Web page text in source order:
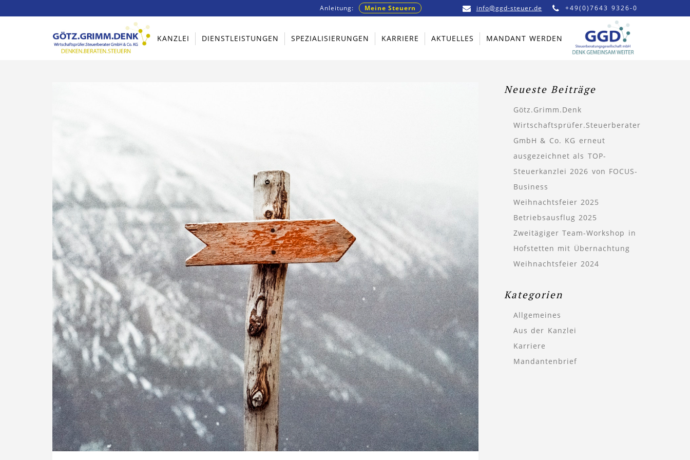
Anleitung: Meine Steuern info@ggd-steuer.de +49(0)7643 9326-0
KANZLEI DIENSTLEISTUNGEN SPEZIALISIERUNGEN KARRIERE AKTUELLES MANDANT WERDEN
Neueste Beiträge
Götz.Grimm.Denk
Wirtschaftsprüfer.Steuerberater
GmbH & Co. KG erneut
ausgezeichnet als TOP-
Steuerkanzlei 2026 von FOCUS-
Business
Weihnachtsfeier 2025
Betriebsausflug 2025
Zweitägiger Team-Workshop in
Hofstetten mit Übernachtung
Weihnachtsfeier 2024
Kategorien
Allgemeines
Aus der Kanzlei
Karriere
Mandantenbrief